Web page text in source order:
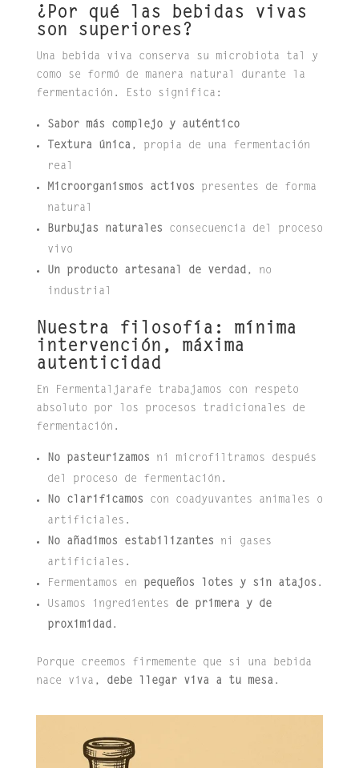
¿Por qué las bebidas vivas
son superiores?
Una bebida viva conserva su microbiota tal y
como se formó de manera natural durante la
fermentación. Esto significa:
Sabor más complejo y auténtico
Textura única , propia de una fermentación
real
Microorganismos activos presentes de forma
natural
Burbujas naturales consecuencia del proceso
vivo
Un producto artesanal de verdad, no
industrial
Nuestra filosofía: mínima
intervención, máxima
autenticidad
En Fermentaljarafe trabajamos con respeto
absoluto por los procesos tradicionales de
fermentación.
No pasteurizamos ni microfiltramos después
del proceso de fermentación.
No clarificamos con coadyuvantes animales o
artificiales.
No añadimos estabilizantes ni gases
artificiales.
Fermentamos en pequeños lotes y sin atajos .
Usamos ingredientes de primera y de
proximidad.
Porque creemos firmemente que si una bebida
nace viva, debe llegar viva a tu mesa .